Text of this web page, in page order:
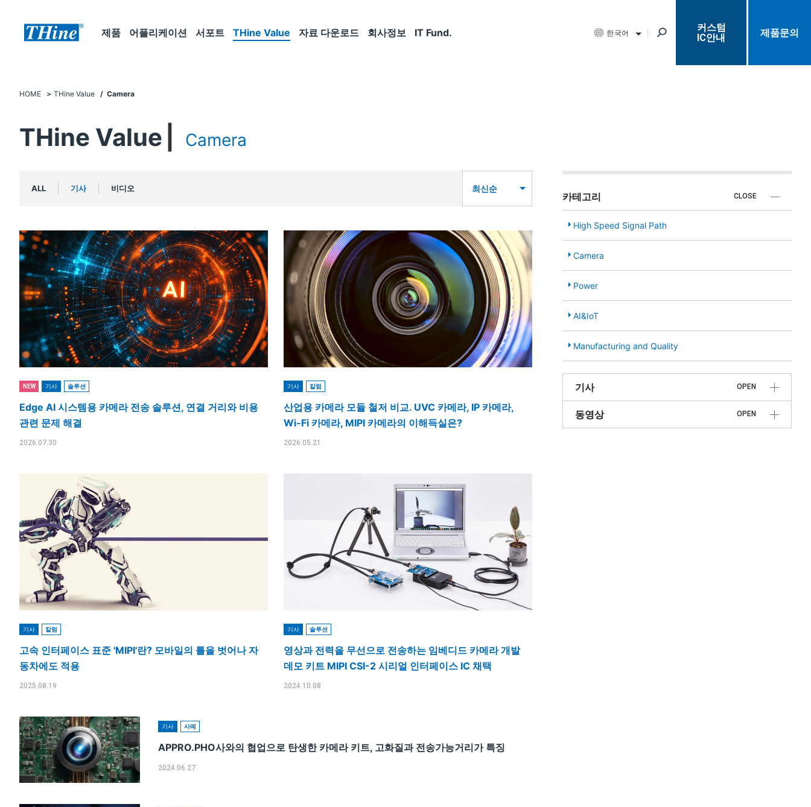
제품 어플리케이션 서포트 THine Value 자료 다운로드 회사정보 IT Fund. 한국어
커스텀
IC안내
제품문의
HOME THine Value / Camera
THine Value Camera
ALL 기사 비디오 최신순
NEW 기사 솔루션
Edge AI 시스템용 카메라 전송 솔루션, 연결 거리와 비용
관련 문제 해결
2026.07.30
기사 칼럼
산업용 카메라 모듈 철저 비교. UVC 카메라, IP 카메라,
Wi-Fi 카메라, MIPI 카메라의 이해득실은?
2026.05.21
기사 칼럼
고속 인터페이스 표준 'MIPI'란? 모바일의 틀을 벗어나 자
동차에도 적용
2025.08.19
기사 솔루션
영상과 전력을 무선으로 전송하는 임베디드 카메라 개발
데모 키트 MIPI CSI-2 시리얼 인터페이스 IC 채택
2024.10.08
기사 사례
APPRO.PHO사와의 협업으로 탄생한 카메라 키트, 고화질과 전송가능거리가 특징
2024.06.27
카테고리 CLOSE
High Speed Signal Path
Camera
Power
AI&IoT
Manufacturing and Quality
기사 OPEN
동영상 OPEN